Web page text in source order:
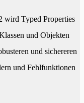
wird Typed Properties
und Objekten
und sichereren
und Fehlfunktionen